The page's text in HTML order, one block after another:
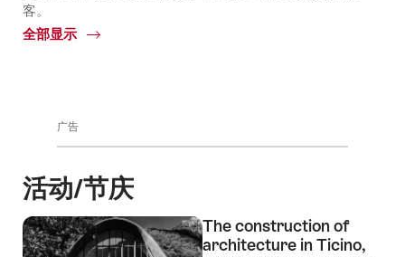
客。
全部显示
Common.Of
广告
活动/节庆
The construction of
architecture in Ticino,